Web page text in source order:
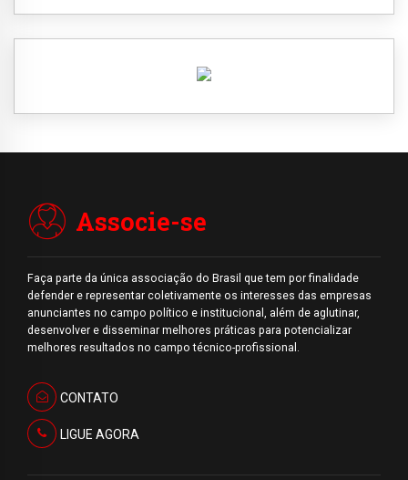
Associe-se
Faça parte da única associação do Brasil que tem por finalidade
defender e representar coletivamente os interesses das empresas
anunciantes no campo político e institucional, além de aglutinar,
desenvolver e disseminar melhores práticas para potencializar
melhores resultados no campo técnico-profissional.
CONTATO
LIGUE AGORA